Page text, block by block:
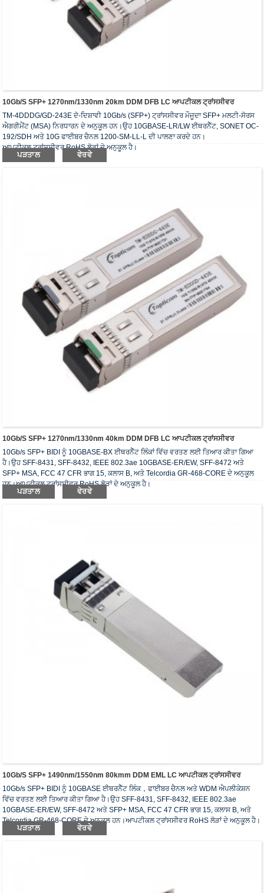
10Gb/s SFP+ 1270nm/1330nm 20km DDM DFB LC ਆਪਟੀਕਲ ਟ੍ਰਾਂਸਸੀਵਰ
TM-4DDDG/GD-243E ਦੋ-ਦਿਸ਼ਾਵੀ 10Gb/s (SFP+) ਟ੍ਰਾਂਸਸੀਵਰ ਮੌਜੂਦਾ SFP+ ਮਲਟੀ-ਸੋਰਸ
ਐਗਰੀਮੈਂਟ (MSA) ਨਿਰਧਾਰਨ ਦੇ ਅਨੁਕੂਲ ਹਨ।ਉਹ 10GBASE-LR/LW ਈਥਰਨੈੱਟ, SONET OC-
192/SDH ਅਤੇ 10G ਫਾਈਬਰ ਚੈਨਲ 1200-SM-LL-L ਦੀ ਪਾਲਣਾ ਕਰਦੇ ਹਨ।
ਆਪਟੀਕਲ ਟ੍ਰਾਂਸਸੀਵਰ RoHS ਲੋੜਾਂ ਦੇ ਅਨੁਕੂਲ ਹੈ।
ਪੜਤਾਲ ਵੇਰਵੇ
10Gb/s SFP+ 1270nm/1330nm 40km DDM DFB LC ਆਪਟੀਕਲ ਟ੍ਰਾਂਸਸੀਵਰ
10Gb/s SFP+ BIDI ਨੂੰ 10GBASE-BX ਈਥਰਨੈੱਟ ਲਿੰਕਾਂ ਵਿੱਚ ਵਰਤਣ ਲਈ ਤਿਆਰ ਕੀਤਾ ਗਿਆ
ਹੈ।ਉਹ SFF-8431, SFF-8432, IEEE 802.3ae 10GBASE-ER/EW, SFF-8472 ਅਤੇ
SFP+ MSA, FCC 47 CFR ਭਾਗ 15, ਕਲਾਸ B, ਅਤੇ Telcordia GR-468-CORE ਦੇ ਅਨੁਕੂਲ
ਹਨ।ਆਪਟੀਕਲ ਟ੍ਰਾਂਸਸੀਵਰ RoHS ਲੋੜਾਂ ਦੇ ਅਨੁਕੂਲ ਹੈ।
ਪੜਤਾਲ ਵੇਰਵੇ
10Gb/s SFP+ 1490nm/1550nm 80kmm DDM EML LC ਆਪਟੀਕਲ ਟ੍ਰਾਂਸਸੀਵਰ
10Gb/s SFP+ BIDI ਨੂੰ 10GBASE ਈਥਰਨੈੱਟ ਲਿੰਕ，ਫਾਈਬਰ ਚੈਨਲ ਅਤੇ WDM ਐਪਲੀਕੇਸ਼ਨ
ਵਿੱਚ ਵਰਤਣ ਲਈ ਤਿਆਰ ਕੀਤਾ ਗਿਆ ਹੈ।ਉਹ SFF-8431, SFF-8432, IEEE 802.3ae
10GBASE-ER/EW, SFF-8472 ਅਤੇ SFP+ MSA, FCC 47 CFR ਭਾਗ 15, ਕਲਾਸ B, ਅਤੇ
Telcordia GR-468-CORE ਦੇ ਅਨੁਕੂਲ ਹਨ।ਆਪਟੀਕਲ ਟ੍ਰਾਂਸਸੀਵਰ RoHS ਲੋੜਾਂ ਦੇ ਅਨੁਕੂਲ ਹੈ।
ਪੜਤਾਲ ਵੇਰਵੇ